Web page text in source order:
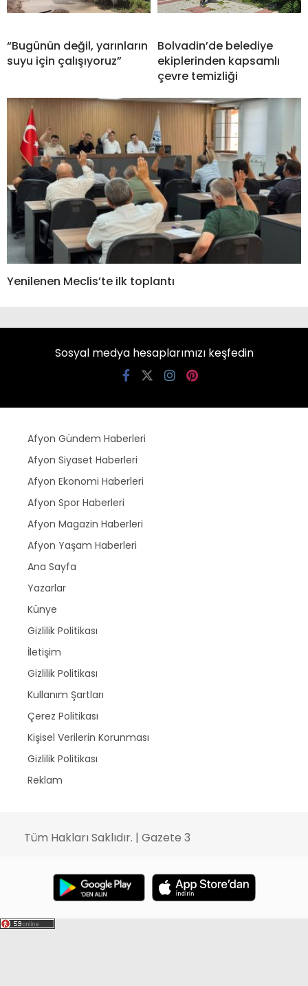
“Bugünün değil, yarınların
suyu için çalışıyoruz”
Bolvadin’de belediye
ekiplerinden kapsamlı
çevre temizliği
Yenilenen Meclis’te ilk toplantı
Sosyal medya hesaplarımızı keşfedin
Afyon Gündem Haberleri
Afyon Siyaset Haberleri
Afyon Ekonomi Haberleri
Afyon Spor Haberleri
Afyon Magazin Haberleri
Afyon Yaşam Haberleri
Ana Sayfa
Yazarlar
Künye
Gizlilik Politikası
İletişim
Gizlilik Politikası
Kullanım Şartları
Çerez Politikası
Kişisel Verilerin Korunması
Gizlilik Politikası
Reklam
Tüm Hakları Saklıdır. | Gazete 3